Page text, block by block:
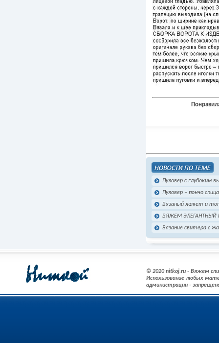
Пуловер с глубоким
Пуловер – пончо
Вязаный жакет и
ВЯЖЕМ ЭЛЕГАНТНЫЙ
Вязание свитера с
© 2020 nitkoj.ru - Вяжем
Использование любых
администрации -